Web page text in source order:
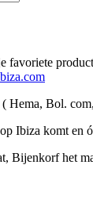
favoriete
Hema, Bol.
Ibiza komt
Bijenkorf het